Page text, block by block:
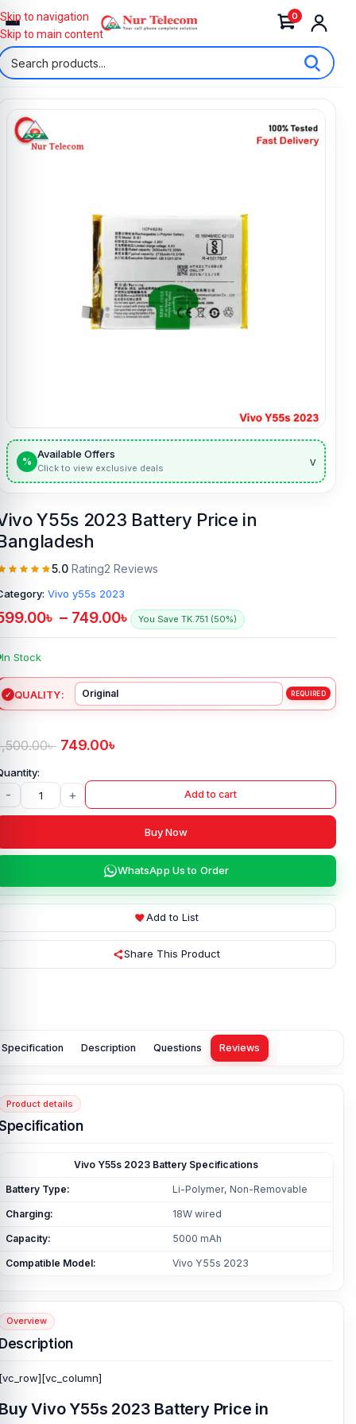
0
Skip to navigation
Skip to main content
%
Available Offers
Click to view exclusive deals v
Y55s 2023 Battery Price in
5.0 Rating2 Reviews
Vivo y55s 2023
৳ – 749.00৳ You Save TK.751 (50%)
In Stock
QUALITY
৳ 749.00৳
- + Add to cart
Buy Now
WhatsApp Us to Order
Add to List
Share This Product
Specification Description Questions Reviews
Product details
Vivo Y55s 2023 Battery Specifications
Battery Type: Li-Polymer, Non-Removable
Charging: 18W wired
Capacity: 5000 mAh
Compatible Model: Vivo Y55s 2023
Overview
Vivo Y55s 2023 Battery Price in